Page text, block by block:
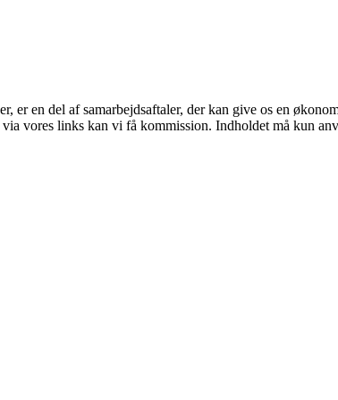
er en del af samarbejdsaftaler, der kan give os en
vores links kan vi få kommission. Indholdet må kun